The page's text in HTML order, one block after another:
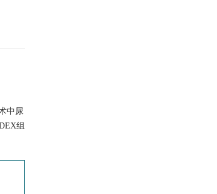
中尿
组